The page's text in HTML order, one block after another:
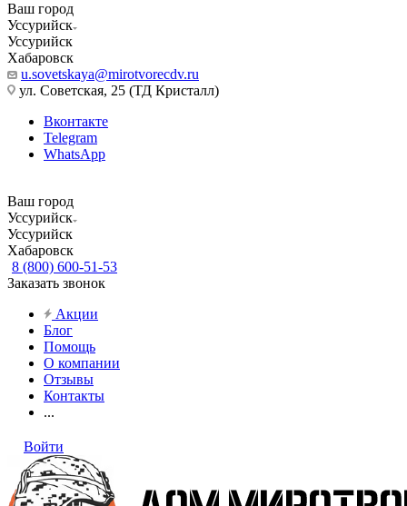
Ваш город
Уссурийск
Уссурийск
Хабаровск
u.sovetskaya@mirotvorecdv.ru
ул. Советская, 25 (ТД Кристалл)
Вконтакте
Telegram
WhatsApp
Ваш город
Уссурийск
Уссурийск
Хабаровск
8 (800) 600-51-53
Заказать звонок
Акции
Блог
Помощь
О компании
Отзывы
Контакты
...
Войти